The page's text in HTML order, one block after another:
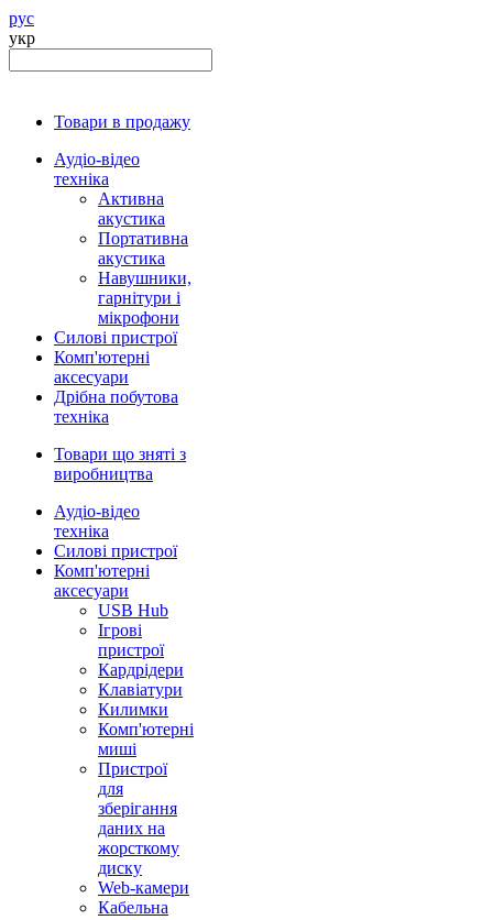
рус
укр
Товари в продажу
Аудіо-відео
техніка
Активна
акустика
Портативна
акустика
Навушники,
гарнітури і
мікрофони
Силові пристрої
Комп'ютерні
аксесуари
Дрібна побутова
техніка
Товари що зняті з
виробництва
Аудіо-відео
техніка
Силові пристрої
Комп'ютерні
аксесуари
USB Hub
Ігрові
пристрої
Кардрідери
Клавіатури
Килимки
Комп'ютерні
миші
Пристрої
для
зберігання
даних на
жорсткому
диску
Web-камери
Кабельна